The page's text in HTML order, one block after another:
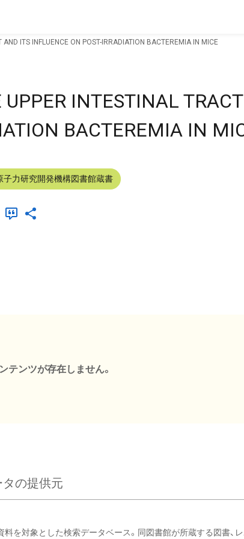
ITS INFLUENCE ON POST-IRRADIATION BACTEREMIA IN MICE
INTESTINAL TRACT
BACTEREMIA IN
子力研究開発機構図書館蔵書
テンツが存在しません。
タの提供元
を対象とした検索データベース。同図書館が所蔵する図書、